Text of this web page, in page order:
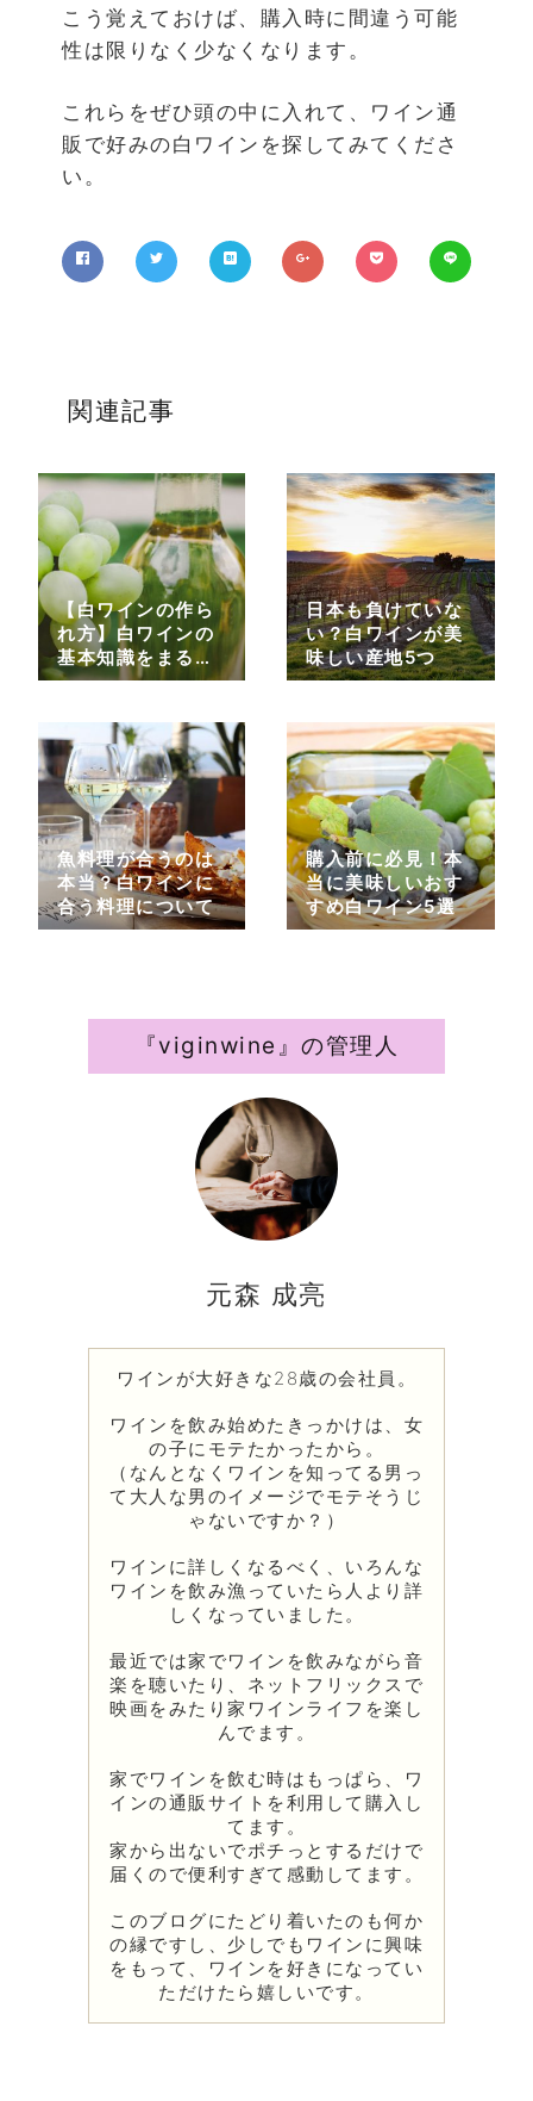
こう覚えておけば、購入時に間違う可能
性は限りなく少なくなります。
これらをぜひ頭の中に入れて、ワイン通
販で好みの白ワインを探してみてくださ
い。
関連記事
【白ワインの作ら
れ方】白ワインの
基本知識をまるっ
と紹介
日本も負けていな
い？白ワインが美
味しい産地5つ
魚料理が合うのは
本当？白ワインに
合う料理について
購入前に必見！本
当に美味しいおす
すめ白ワイン5選
『viginwine』の管理人
元森 成亮
ワインが大好きな28歳の会社員。
ワインを飲み始めたきっかけは、女
の子にモテたかったから。
（なんとなくワインを知ってる男っ
て大人な男のイメージでモテそうじ
ゃないですか？）
ワインに詳しくなるべく、いろんな
ワインを飲み漁っていたら人より詳
しくなっていました。
最近では家でワインを飲みながら音
楽を聴いたり、ネットフリックスで
映画をみたり家ワインライフを楽し
んでます。
家でワインを飲む時はもっぱら、ワ
インの通販サイトを利用して購入し
てます。
家から出ないでポチっとするだけで
届くので便利すぎて感動してます。
このブログにたどり着いたのも何か
の縁ですし、少しでもワインに興味
をもって、ワインを好きになってい
ただけたら嬉しいです。